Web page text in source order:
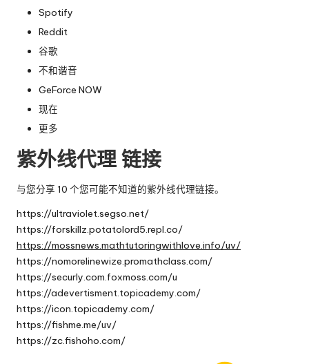
Spotify
Reddit
谷歌
不和谐音
GeForce NOW
现在
更多
紫外线代理链接
与您分享 10 个您可能不知道的紫外线代理链接。
https://ultraviolet.segso.net/
https://forskillz.potatolord5.repl.co/
https://mossnews.mathtutoringwithlove.info/uv/
https://nomorelinewize.promathclass.com/
https://securly.com.foxmoss.com/u
https://adevertisment.topicademy.com/
https://icon.topicademy.com/
https://fishme.me/uv/
https://zc.fishoho.com/